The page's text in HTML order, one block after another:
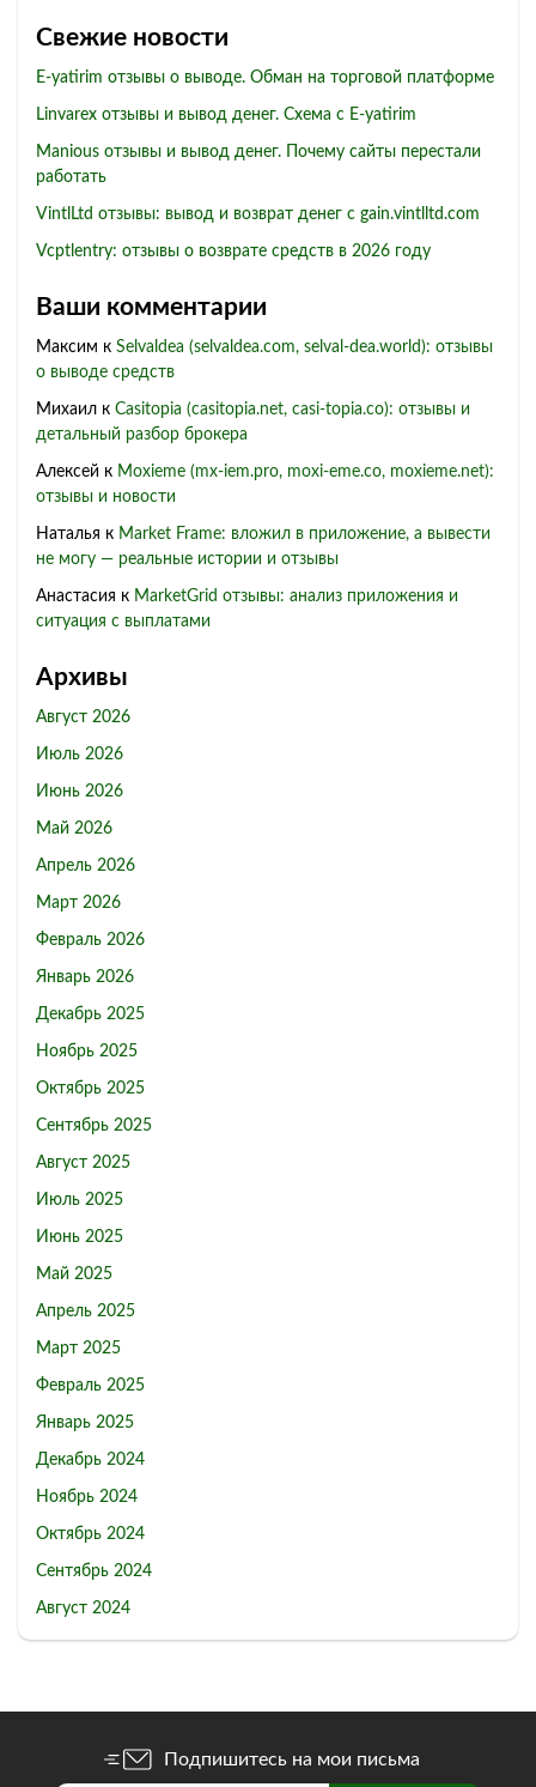
Свежие новости
E-yatirim отзывы о выводе. Обман на торговой платформе
Linvarex отзывы и вывод денег. Схема с E-yatirim
Manious отзывы и вывод денег. Почему сайты перестали
работать
VintlLtd отзывы: вывод и возврат денег с gain.vintlltd.com
Vcptlentry: отзывы о возврате средств в 2026 году
Ваши комментарии
Максим к Selvaldea (selvaldea.com, selval-dea.world): отзывы
о выводе средств
Михаил к Casitopia (casitopia.net, casi-topia.co): отзывы и
детальный разбор брокера
Алексей к Moxieme (mx-iem.pro, moxi-eme.co, moxieme.net):
отзывы и новости
Наталья к Market Frame: вложил в приложение, а вывести
не могу — реальные истории и отзывы
Анастасия к MarketGrid отзывы: анализ приложения и
ситуация с выплатами
Архивы
Август 2026
Июль 2026
Июнь 2026
Май 2026
Апрель 2026
Март 2026
Февраль 2026
Январь 2026
Декабрь 2025
Ноябрь 2025
Октябрь 2025
Сентябрь 2025
Август 2025
Июль 2025
Июнь 2025
Май 2025
Апрель 2025
Март 2025
Февраль 2025
Январь 2025
Декабрь 2024
Ноябрь 2024
Октябрь 2024
Сентябрь 2024
Август 2024
Подпишитесь на мои письма